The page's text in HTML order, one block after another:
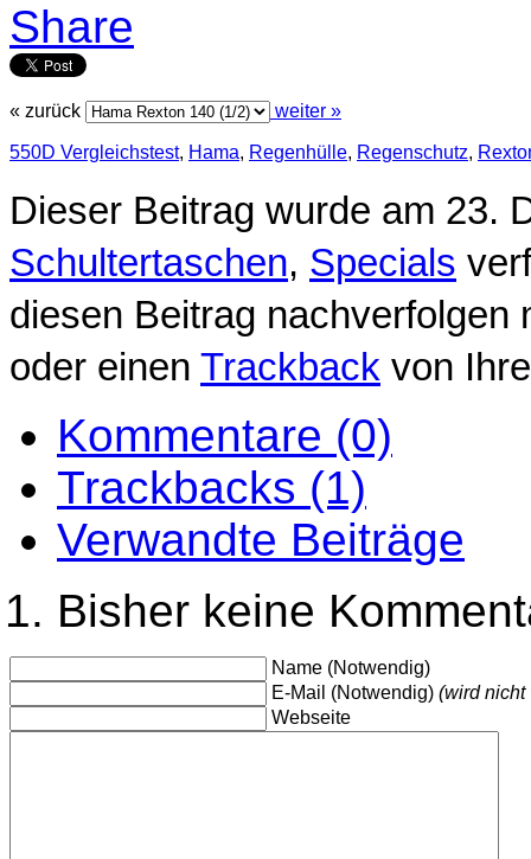
Share
« zurück weiter »
550D Vergleichstest, Hama, Regenhülle, Regenschutz,
Dieser Beitrag wurde am 23.
Schultertaschen, Specials
diesen Beitrag nachverfolgen
oder einen Trackback von
Kommentare (0)
Trackbacks (1)
Verwandte Beiträge
Bisher keine
Name (Notwendig)
E-Mail (Notwendig) (wird nicht
Webseite